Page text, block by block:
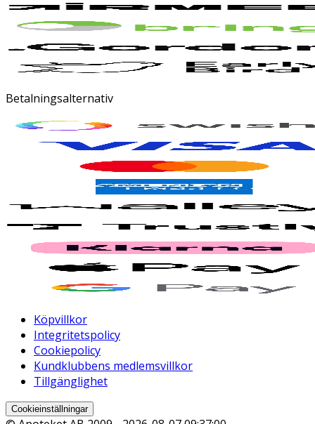
Betalningsalternativ
Köpvillkor
Integritetspolicy
Cookiepolicy
Kundklubbens medlemsvillkor
Tillgänglighet
Cookieinställningar